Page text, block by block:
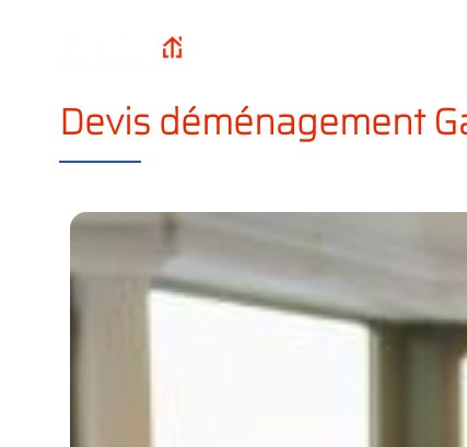
Devis déménagement